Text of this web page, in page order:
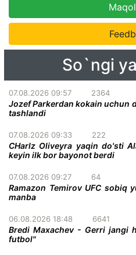
So`ngi
07.08.2026 09:57 2364
Jozef Parkerdan kokain uchun
tashlandi
07.08.2026 09:33 222
CHarlz Oliveyra yaqin do'sti
keyin ilk bor bayonot berdi
07.08.2026 09:27 64
Ramazon Temirov UFC sobiq
manba
06.08.2026 18:48 6641
Bredi Maxachev - Gerri jangi
futbol"